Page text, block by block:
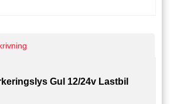
Gul 12/24v Lastbil